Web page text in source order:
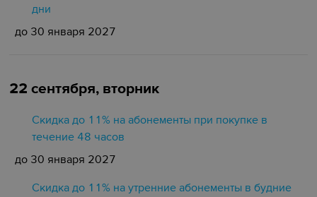
дни
до 30 января 2027
22 сентября, вторник
Скидка до 11% на абонементы при покупке в
течение 48 часов
до 30 января 2027
Скидка до 11% на утренние абонементы в будние